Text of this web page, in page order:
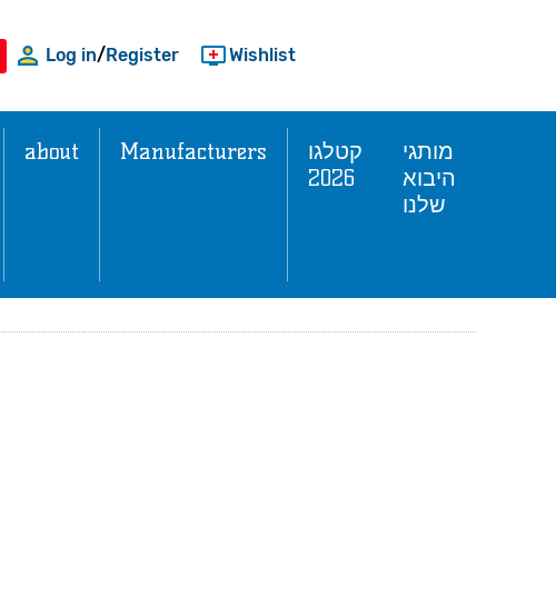
Log in/Register Wishlist
about Manufacturers
קטלגו
2026
מותגי
היבוא
שלנו